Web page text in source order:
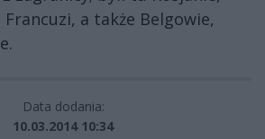
a także Belgowie,
Data dodania:
10.03.2014 10:34